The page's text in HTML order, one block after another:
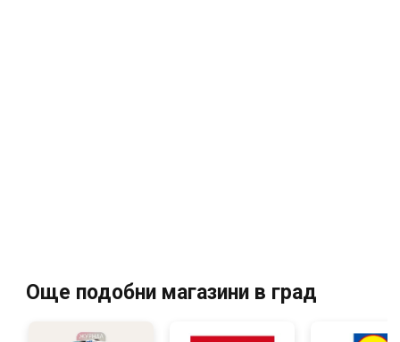
Още подобни магазини в град